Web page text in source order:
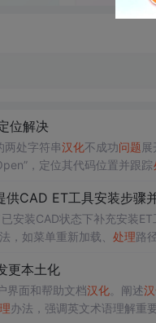
位解决
处字符串汉化不成功问题
，定位其代码位置并跟踪
CAD ET工具安装步骤
安装CAD状态下补充安装
，如菜单重新加载、 处理路
更本土化
界面和帮助文档汉化。阐述
办法，强调英文术语理解重